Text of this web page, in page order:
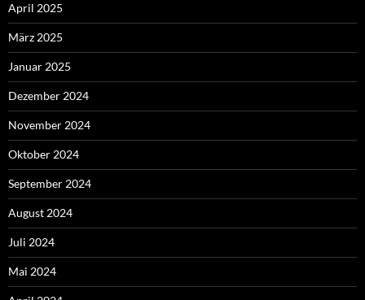
April 2025
März 2025
Januar 2025
Dezember 2024
November 2024
Oktober 2024
September 2024
August 2024
Juli 2024
Mai 2024